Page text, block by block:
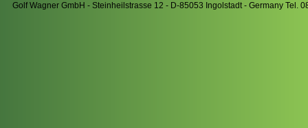
Golf Wagner GmbH - Steinheilstrasse 12 - D-85053 Ingolstadt - Germany Tel.